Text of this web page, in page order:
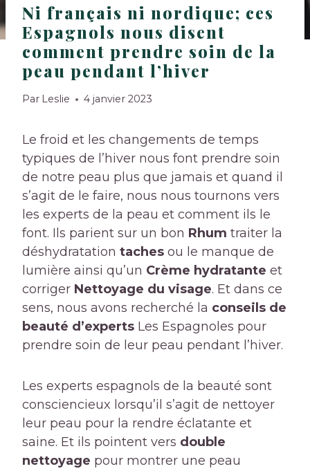
Ni français ni nordique; ces
Espagnols nous disent
comment prendre soin de la
peau pendant l’hiver
Par Leslie 4 janvier 2023
Le froid et les changements de temps
typiques de l’hiver nous font prendre soin
de notre peau plus que jamais et quand il
s’agit de le faire, nous nous tournons vers
les experts de la peau et comment ils le
font. Ils parient sur un bon Rhum traiter la
déshydratation taches ou le manque de
lumière ainsi qu’un Crème hydratante et
corriger Nettoyage du visage. Et dans ce
sens, nous avons recherché la conseils de
beauté d’experts Les Espagnoles pour
prendre soin de leur peau pendant l’hiver.
Les experts espagnols de la beauté sont
consciencieux lorsqu’il s’agit de nettoyer
leur peau pour la rendre éclatante et
saine. Et ils pointent vers double
nettoyage pour montrer une peau